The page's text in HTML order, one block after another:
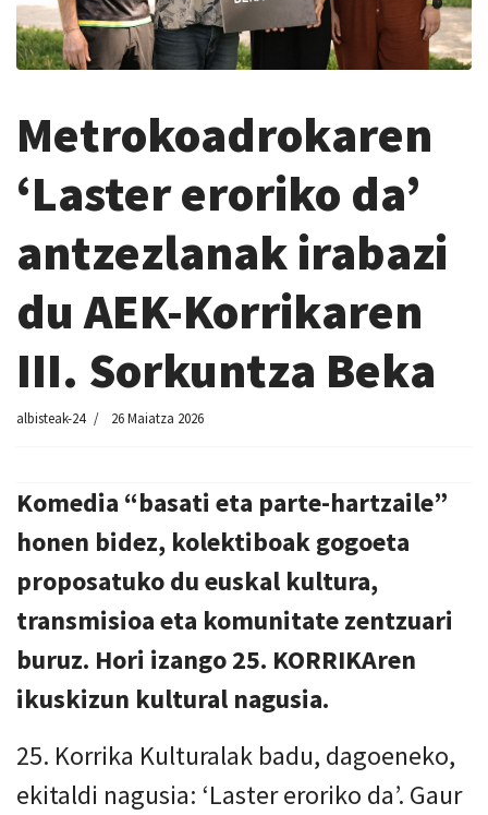
Metrokoadrokaren
‘Laster eroriko da’
antzezlanak irabazi
du AEK-Korrikaren
III. Sorkuntza Beka
albisteak-24 26 Maiatza 2026
Komedia “basati eta parte-hartzaile”
honen bidez, kolektiboak gogoeta
proposatuko du euskal kultura,
transmisioa eta komunitate zentzuari
buruz. Hori izango 25. KORRIKAren
ikuskizun kultural nagusia.
25. Korrika Kulturalak badu, dagoeneko,
ekitaldi nagusia: ‘Laster eroriko da’. Gaur